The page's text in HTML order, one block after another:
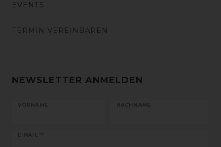
EVENTS
TERMIN VEREINBAREN
NEWSLETTER ANMELDEN
VORNAME NACHNAME
E-MAIL **
Newsletter